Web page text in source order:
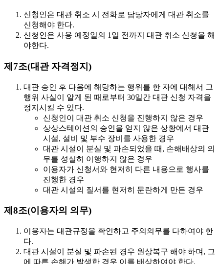
신청인은 대관 취소 시 전화로 담당자에게 대관 취소를
신청해야 한다.
신청인은 사용 예정일의 1일 전까지 대관 취소 신청을 해
야한다.
제7조(대관 자격정지)
대관 승인 후 다음에 해당하는 행위를 한 자에 대해서 그
행위 사실이 알게 된 때로부터 30일간 대관 신청 자격을
정지 시킬 수 있다.
신청인이 대관 취소 신청을 진행하지 않은 경우
상상스테이션의 승인을 얻지 않은 상황에서 대관
시설, 설비 및 부수 장비를 사용한 경우
대관 시설이 분실 및 파손되었을 때, 손해배상의 의
무를 성실히 이행하지 않은 경우
이용자가 신청서와 현저히 다른 내용으로 행사를
진행한 경우
대관 시설의 질서를 현저히 문란하게 만든 경우
제8조(이용자의 의무)
이용자는 대관규정을 확인하고 주의의무를 다하여야 한
다.
대관 시설이 분실 및 파손된 경우 원상복구 해야 하며, 그
에 따른 손해가 발생한 경우 이를 배상하여야 한다.